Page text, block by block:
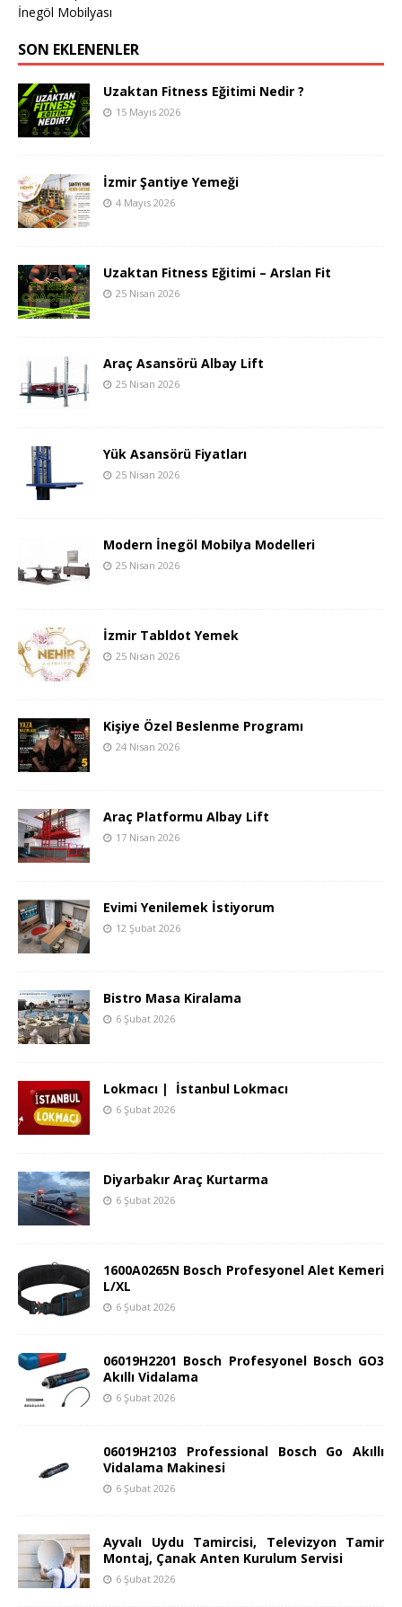
İnegöl Mobilyası
SON EKLENENLER
Uzaktan Fitness Eğitimi Nedir ?
15 Mayıs 2026
İzmir Şantiye Yemeği
4 Mayıs 2026
Uzaktan Fitness Eğitimi – Arslan Fit
25 Nisan 2026
Araç Asansörü Albay Lift
25 Nisan 2026
Yük Asansörü Fiyatları
25 Nisan 2026
Modern İnegöl Mobilya Modelleri
25 Nisan 2026
İzmir Tabldot Yemek
25 Nisan 2026
Kişiye Özel Beslenme Programı
24 Nisan 2026
Araç Platformu Albay Lift
17 Nisan 2026
Evimi Yenilemek İstiyorum
12 Şubat 2026
Bistro Masa Kiralama
6 Şubat 2026
Lokmacı | İstanbul Lokmacı
6 Şubat 2026
Diyarbakır Araç Kurtarma
6 Şubat 2026
1600A0265N Bosch Profesyonel Alet Kemeri
L/XL
6 Şubat 2026
06019H2201 Bosch Profesyonel Bosch GO3
Akıllı Vidalama
6 Şubat 2026
06019H2103 Professional Bosch Go Akıllı
Vidalama Makinesi
6 Şubat 2026
Ayvalı Uydu Tamircisi, Televizyon Tamir
Montaj, Çanak Anten Kurulum Servisi
6 Şubat 2026